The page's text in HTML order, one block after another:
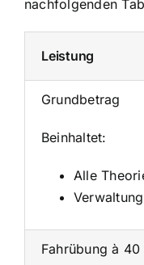
nachfolgenden
Leistung
Grundbetrag
Beinhaltet:
Alle
Fahrübung à 40